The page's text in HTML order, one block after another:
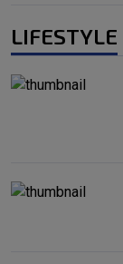
LIFESTYLE